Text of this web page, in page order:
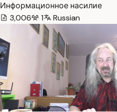
Информационное насилие
3,006
1 Russian